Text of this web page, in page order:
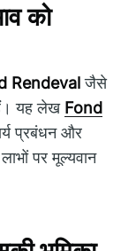
को
Rendevalजैसे
यह लेख Fond
प्रबंधन और
पर मूल्यवान